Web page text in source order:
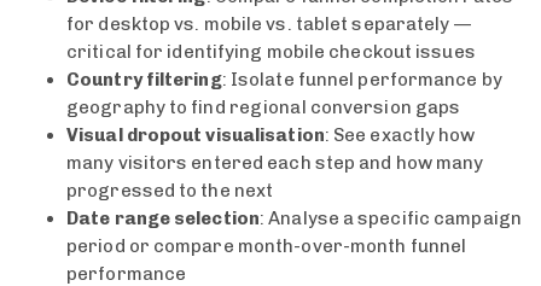
for desktop vs. mobile vs. tablet separately —
critical for identifying mobile checkout issues
Country filtering: Isolate funnel performance by
geography to find regional conversion gaps
Visual dropout visualisation: See exactly how
many visitors entered each step and how many
progressed to the next
Date range selection: Analyse a specific campaign
period or compare month-over-month funnel
performance